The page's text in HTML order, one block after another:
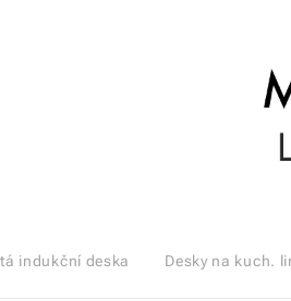
indukční deska Desky na kuch.